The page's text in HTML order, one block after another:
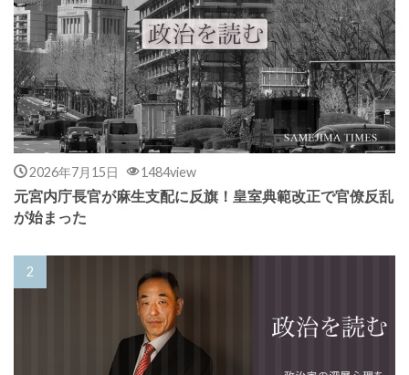
2026年7月15日 1484view
元宮内庁長官が麻生支配に反旗！皇室典範改正で官僚反乱
が始まった